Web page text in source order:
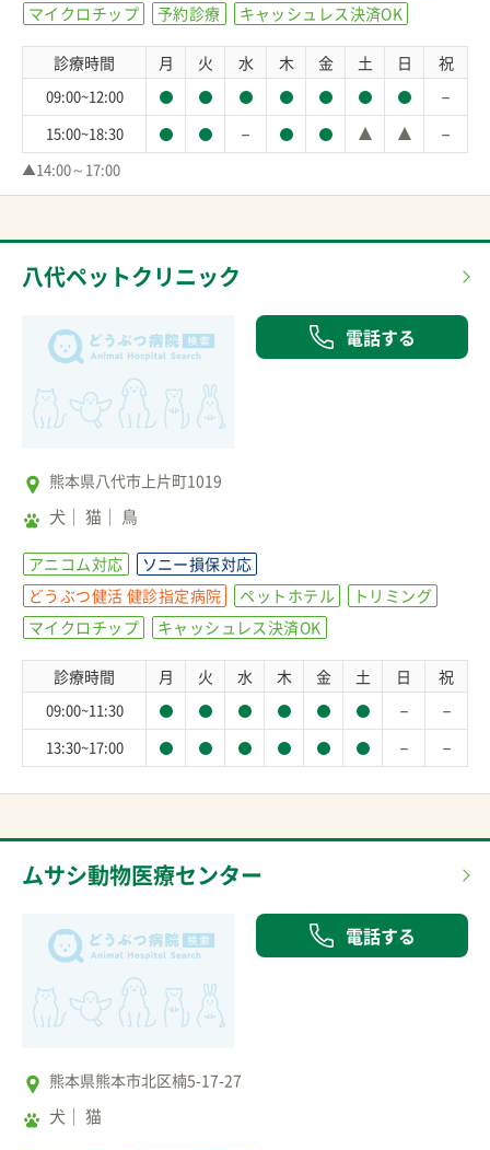
マイクロチップ
予約診療 キャッシュレス決済OK
診療時間 月 火 水 木 金 土 日 祝
09:00~12:00 －
15:00~18:30 － －
▲14:00～17:00
八代ペットクリニック
電話する
熊本県八代市上片町1019
犬 猫 鳥
アニコム対応
ソニー損保対応
どうぶつ健活 健診指定病院
ペットホテル
トリミング
マイクロチップ
キャッシュレス決済OK
診療時間 月 火 水 木 金 土 日 祝
09:00~11:30 － －
13:30~17:00 － －
ムサシ動物医療センター
電話する
熊本県熊本市北区楠5-17-27
犬 猫